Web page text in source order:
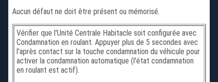
Aucun défaut ne doit être présent ou mémorisé.
Vérifier que l'Unité Centrale Habitacle soit configurée avec
Condamnation en roulant. Appuyer plus de 5 secondes avec
l'après contact sur la touche condamnation du véhicule pour
activer la condamnation automatique (l'état condamnation
en roulant est actif).